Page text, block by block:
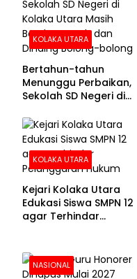
KOLAKA UTARA
Bertahun-tahun
Menunggu Perbaikan,
Sekolah SD Negeri di
Beralas Tanah dan
Dinding Bolong-bolong
KOLAKA UTARA
Kejari Kolaka Utara
Edukasi Siswa SMPN 12
agar Terhindar
NASIONAL